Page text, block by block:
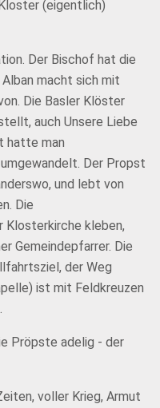
(eigentlich)
Der Bischof hat die
macht sich mit
Die Basler Klöster
auch Unsere Liebe
hatte man
Der Propst
und lebt von
Die
Klosterkirche kleben,
Gemeindepfarrer. Die
der Weg
ist mit Feldkreuzen
Pröpste adelig - der
voller Krieg, Armut